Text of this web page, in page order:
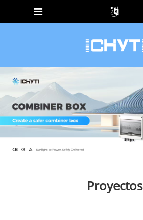
Proyectos